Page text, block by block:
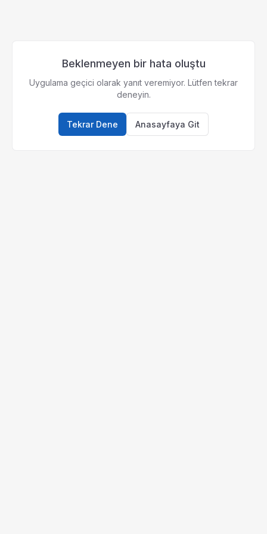
Beklenmeyen bir hata oluştu
Uygulama geçici olarak yanıt veremiyor. Lütfen tekrar
deneyin.
Tekrar Dene Anasayfaya Git